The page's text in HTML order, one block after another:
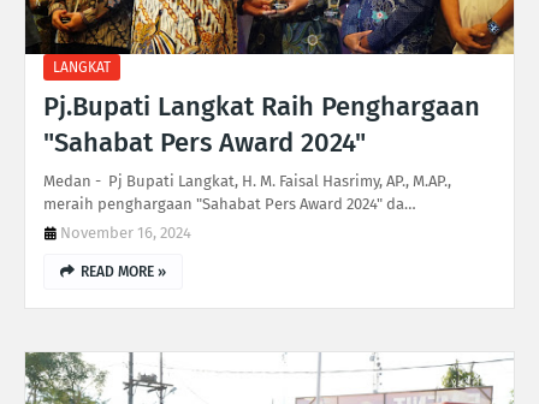
LANGKAT
Pj.Bupati Langkat Raih Penghargaan
"Sahabat Pers Award 2024"
Medan - Pj Bupati Langkat, H. M. Faisal Hasrimy, AP., M.AP.,
meraih penghargaan "Sahabat Pers Award 2024" da…
November 16, 2024
READ MORE »